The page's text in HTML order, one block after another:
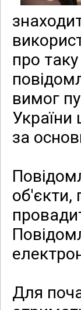
про
вимог
за
об'єкти,
Для